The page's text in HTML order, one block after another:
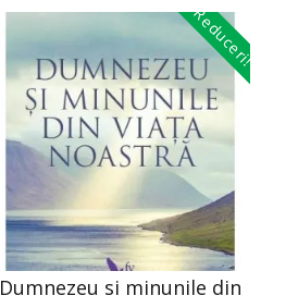
Reduceri!
Dumnezeu si minunile din